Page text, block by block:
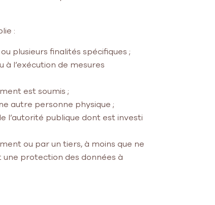
:
plusieurs finalités spécifiques ;
l’exécution de mesures
est soumis ;
autre personne physique ;
l’autorité publique dont est investi
ou par un tiers, à moins que ne
protection des données à